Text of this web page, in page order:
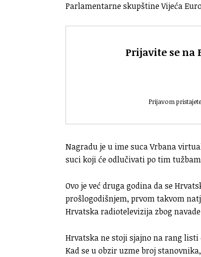
Parlamentarne skupštine Vijeća
Prijavite se na
Prijavom
Nagradu je u ime suca Vrbana
suci koji će odlučivati po tim
Ovo je već druga godina da se
prošlogodišnjem, prvom takvom
Hrvatska radiotelevizija zbog
Hrvatska ne stoji sjajno na rang listi
Kad se u obzir uzme broj